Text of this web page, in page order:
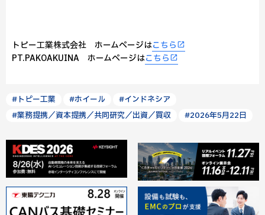
トピー工業株式会社 ホームページはこちら
PT.PAKOAKUINA ホームページはこちら
#トピー工業 #ホイール
#インドネシア
#業務提携／資本提携／共同研究／出資／買収
#2026年5月22日